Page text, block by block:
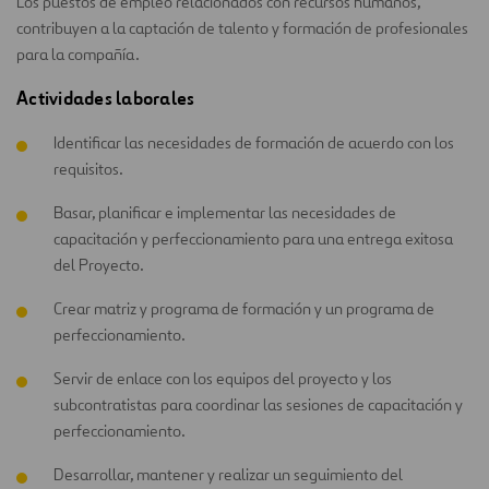
contribuyen a la captación de talento y formación de profesionales
para la compañía.
Actividades laborales
Identificar las necesidades de formación de acuerdo con los
requisitos.
Basar, planificar e implementar las necesidades de
capacitación y perfeccionamiento para una entrega exitosa
del Proyecto.
Crear matriz y programa de formación y un programa de
perfeccionamiento.
Servir de enlace con los equipos del proyecto y los
subcontratistas para coordinar las sesiones de capacitación y
perfeccionamiento.
Desarrollar, mantener y realizar un seguimiento del